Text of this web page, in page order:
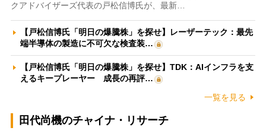
クアドバイザーズ代表の戸松信博氏が、最新…
【戸松信博氏「明日の爆騰株」を探せ】レーザーテック：最先
端半導体の製造に不可欠な検査装…
【戸松信博氏「明日の爆騰株」を探せ】TDK：AIインフラを支
えるキープレーヤー 成長の再評…
一覧を見る
田代尚機のチャイナ・リサーチ